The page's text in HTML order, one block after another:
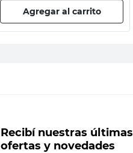
Agregar al carrito
Recibí nuestras últimas
ofertas y novedades